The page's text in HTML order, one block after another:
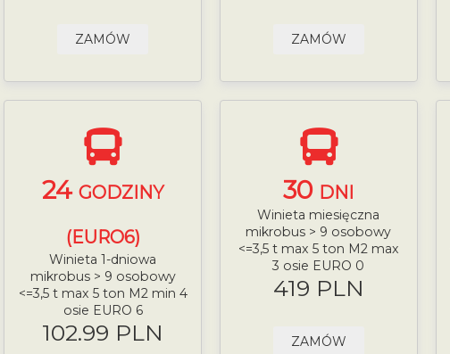
ZAMÓW ZAMÓW
24 GODZINY
(EURO6)
Winieta 1-dniowa
mikrobus > 9 osobowy
<=3,5 t max 5 ton M2 min 4
osie EURO 6
102.99 PLN
30 DNI
Winieta miesięczna
mikrobus > 9 osobowy
<=3,5 t max 5 ton M2 max
3 osie EURO 0
419 PLN
ZAMÓW